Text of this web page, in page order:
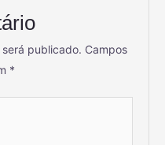
publicado. Campos
*